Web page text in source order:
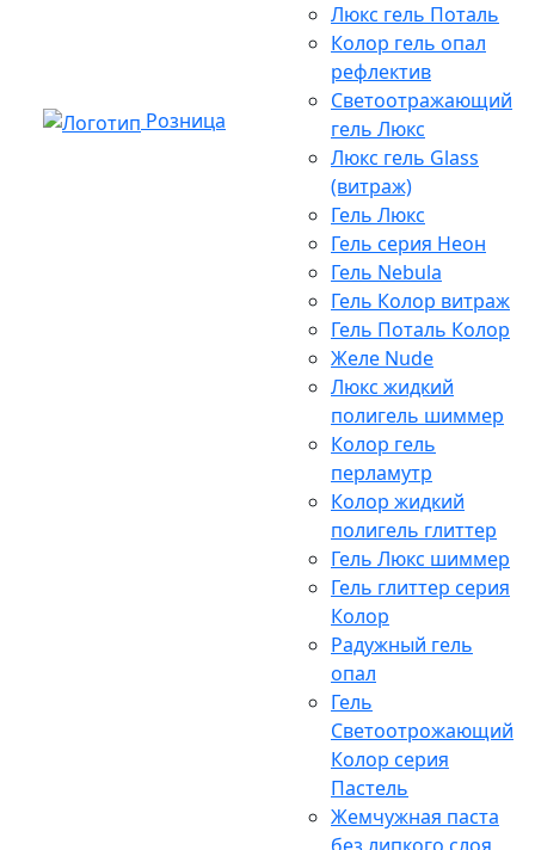
Розница
Люкс гель Поталь
Колор гель опал
рефлектив
Светоотражающий
гель Люкс
Люкс гель Glass
(витраж)
Гель Люкс
Гель серия Неон
Гель Nebula
Гель Колор витраж
Гель Поталь Колор
Желе Nude
Люкс жидкий
полигель шиммер
Колор гель
перламутр
Колор жидкий
полигель глиттер
Гель Люкс шиммер
Гель глиттер серия
Колор
Радужный гель
опал
Гель
Светоотрожающий
Колор серия
Пастель
Жемчужная паста